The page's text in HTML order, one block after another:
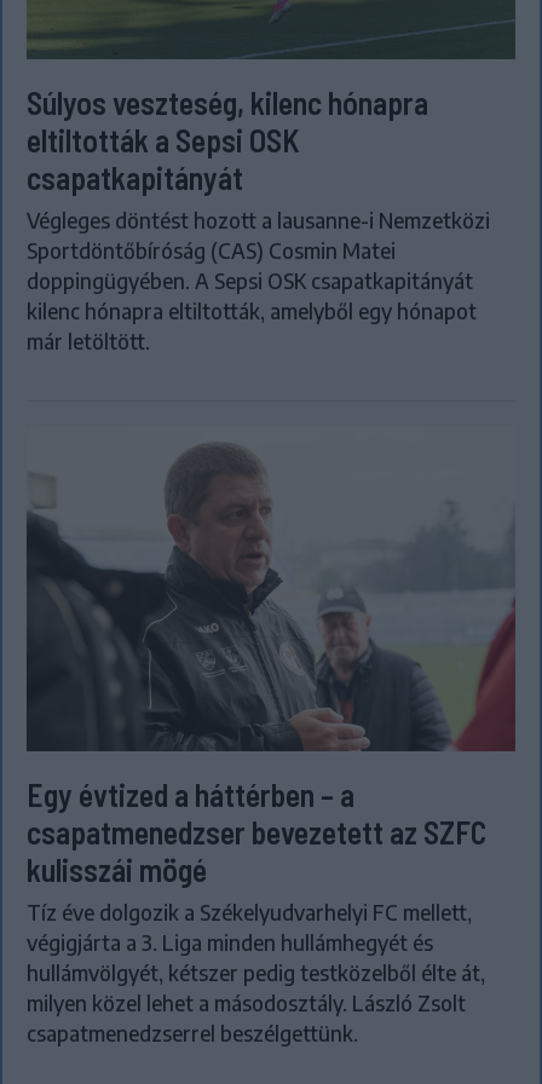
Súlyos veszteség, kilenc hónapra
eltiltották a Sepsi OSK
csapatkapitányát
Végleges döntést hozott a lausanne-i Nemzetközi
Sportdöntőbíróság (CAS) Cosmin Matei
doppingügyében. A Sepsi OSK csapatkapitányát
kilenc hónapra eltiltották, amelyből egy hónapot
már letöltött.
Egy évtized a háttérben – a
csapatmenedzser bevezetett az SZFC
kulisszái mögé
Tíz éve dolgozik a Székelyudvarhelyi FC mellett,
végigjárta a 3. Liga minden hullámhegyét és
hullámvölgyét, kétszer pedig testközelből élte át,
milyen közel lehet a másodosztály. László Zsolt
csapatmenedzserrel beszélgettünk.